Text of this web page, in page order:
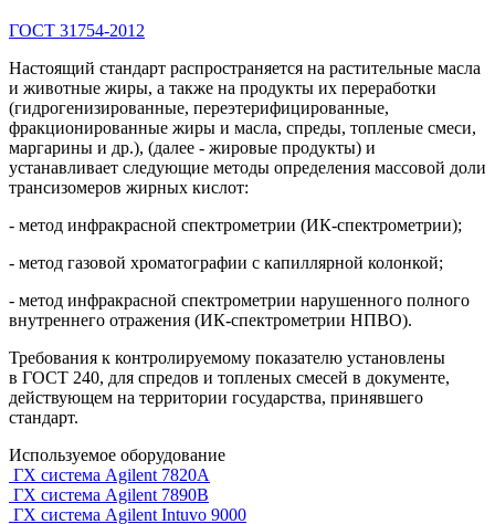
ГОСТ 31754-2012
Настоящий стандарт распространяется на растительные масла
и животные жиры, а также на продукты их переработки
(гидрогенизированные, переэтерифицированные,
фракционированные жиры и масла, спреды, топленые смеси,
маргарины и др.), (далее - жировые продукты) и
устанавливает следующие методы определения массовой доли
трансизомеров жирных кислот:
- метод инфракрасной спектрометрии (ИК-спектрометрии);
- метод газовой хроматографии с капиллярной колонкой;
- метод инфракрасной спектрометрии нарушенного полного
внутреннего отражения (ИК-спектрометрии НПВО).
Требования к контролируемому показателю установлены
в ГОСТ 240, для спредов и топленых смесей в документе,
действующем на территории государства, принявшего
стандарт.
Используемое оборудование
ГХ система Agilent 7820A
ГХ система Agilent 7890B
ГХ система Agilent Intuvo 9000